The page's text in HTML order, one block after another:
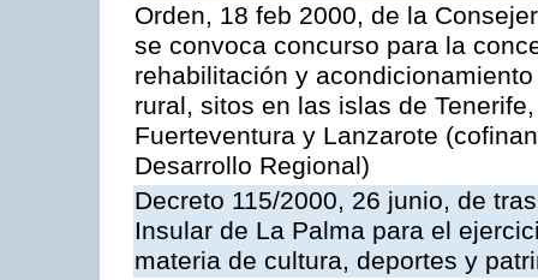
Orden, 18 feb 2000, de la
se convoca concurso para la
rehabilitación y
rural, sitos en las islas de
Fuerteventura y Lanzarote
Desarrollo Regional)
Decreto 115/2000, 26 junio, de
Insular de La Palma para el
materia de cultura, deportes y